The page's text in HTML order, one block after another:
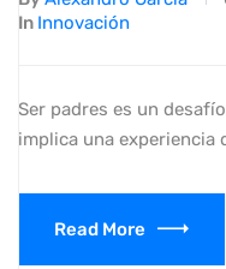
In Innovación
Ser padres es un
implica una experiencia
Read More